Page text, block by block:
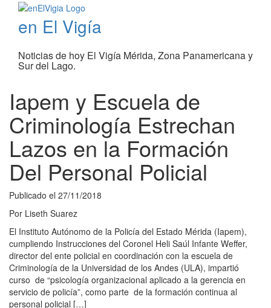
en El Vigía
Noticias de hoy El Vigía Mérida, Zona Panamericana y
Sur del Lago.
Iapem y Escuela de
Criminología Estrechan
Lazos en la Formación
Del Personal Policial
Publicado el 27/11/2018
Por Liseth Suarez
El Instituto Autónomo de la Policía del Estado Mérida (Iapem),
cumpliendo Instrucciones del Coronel Heli Saúl Infante Weffer,
director del ente policial en coordinación con la escuela de
Criminología de la Universidad de los Andes (ULA), impartió
curso de “psicología organizacional aplicado a la gerencia en
servicio de policía”, como parte de la formación continua al
personal policial […]